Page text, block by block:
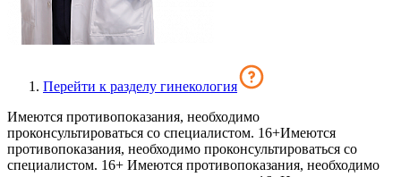
Перейти к разделу гинекология
Имеются противопоказания, необходимо
проконсультироваться со специалистом. 16+Имеются
противопоказания, необходимо проконсультироваться со
специалистом. 16+ Имеются противопоказания, необходимо